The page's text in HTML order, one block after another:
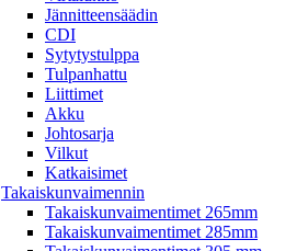
Jännitteensäädin
CDI
Sytytystulppa
Tulpanhattu
Liittimet
Akku
Johtosarja
Vilkut
Katkaisimet
Takaiskunvaimennin
Takaiskunvaimentimet 265mm
Takaiskunvaimentimet 285mm